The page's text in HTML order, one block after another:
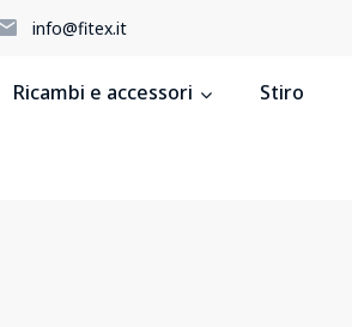
info@fitex.it
Ricambi e accessori Stiro